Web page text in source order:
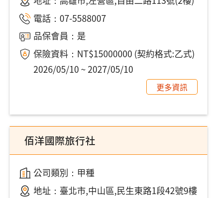
電話： 07-5588007
品保會員：是
保險資料：NT$15000000 (契約格式:乙式)
2026/05/10 ~ 2027/05/10
更多資訊
佰洋國際旅行社
公司類別：甲種
地址： 臺北市,中山區,民生東路1段42號9樓